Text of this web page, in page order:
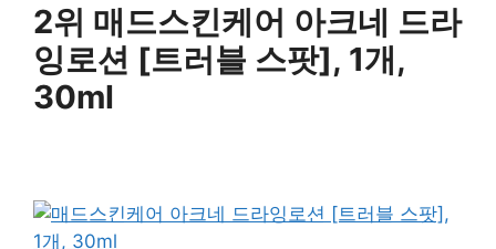
2위 매드스킨케어 아크네 드라
잉로션 [트러블 스팟], 1개,
30ml